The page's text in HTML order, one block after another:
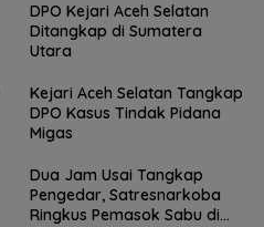
DPO Kejari Aceh Selatan
Ditangkap di Sumatera
Utara
Kejari Aceh Selatan Tangkap
DPO Kasus Tindak Pidana
Migas
Dua Jam Usai Tangkap
Pengedar, Satresnarkoba
Ringkus Pemasok Sabu di